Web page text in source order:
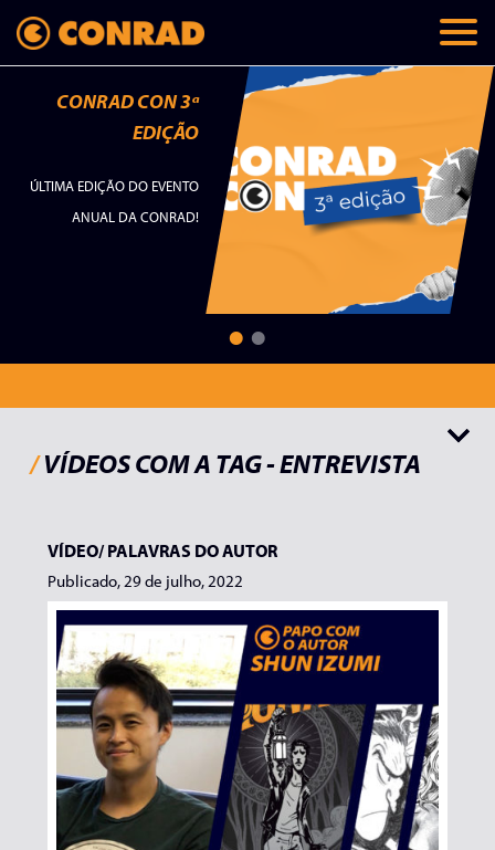
CONRAD CON 3ª
EDIÇÃO
ÚLTIMA EDIÇÃO DO EVENTO
ANUAL DA CONRAD!
Teaser
/VÍDEOS COM A TAG - ENTREVISTA
VÍDEO/PALAVRAS DO AUTOR
Publicado, 29 de julho, 2022